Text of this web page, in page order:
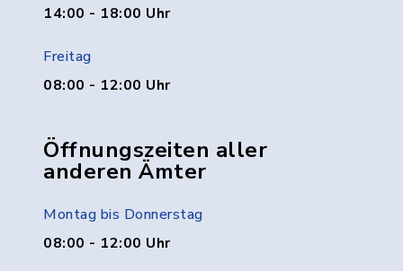
14:00 - 18:00 Uhr
Freitag
08:00 - 12:00 Uhr
Öffnungszeiten aller
anderen Ämter
Montag bis Donnerstag
08:00 - 12:00 Uhr